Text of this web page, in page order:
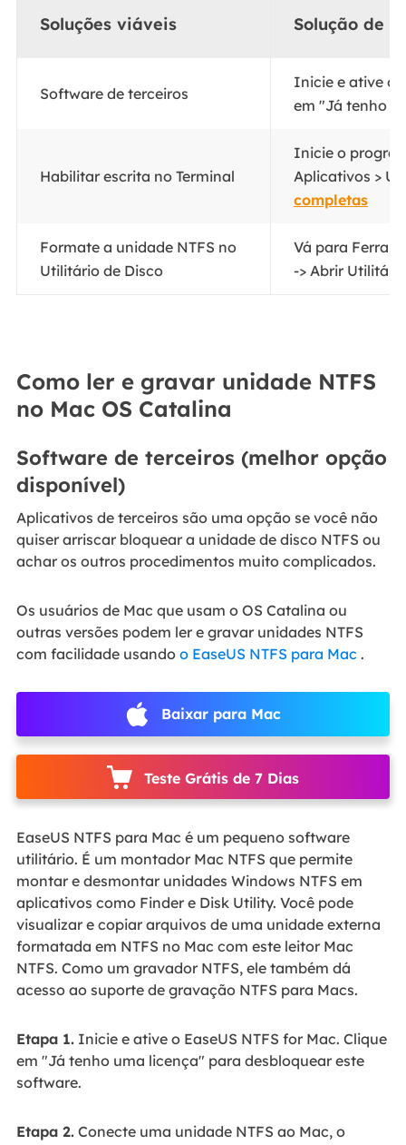
Soluções viáveis Solução de
Software de terceiros
Inicie e ative o
em "Já tenho
Habilitar escrita no Terminal
Inicie o
Aplicativos >
completas
Formate a unidade NTFS no
Utilitário de Disco
Vá para
-> Abrir
Como ler e gravar unidade NTFS
no Mac OS Catalina
Software de terceiros (melhor opção
disponível)
Aplicativos de terceiros são uma opção se você não
quiser arriscar bloquear a unidade de disco NTFS ou
achar os outros procedimentos muito complicados.
Os usuários de Mac que usam o OS Catalina ou
outras versões podem ler e gravar unidades NTFS
com facilidade usando o EaseUS NTFS para Mac .
Baixar para Mac
Teste Grátis de 7 Dias
EaseUS NTFS para Mac é um pequeno software
utilitário. É um montador Mac NTFS que permite
montar e desmontar unidades Windows NTFS em
aplicativos como Finder e Disk Utility. Você pode
visualizar e copiar arquivos de uma unidade externa
formatada em NTFS no Mac com este leitor Mac
NTFS. Como um gravador NTFS, ele também dá
acesso ao suporte de gravação NTFS para Macs.
Etapa 1.Inicie e ative o EaseUS NTFS for Mac. Clique
em "Já tenho uma licença" para desbloquear este
software.
Etapa 2.Conecte uma unidade NTFS ao Mac, o